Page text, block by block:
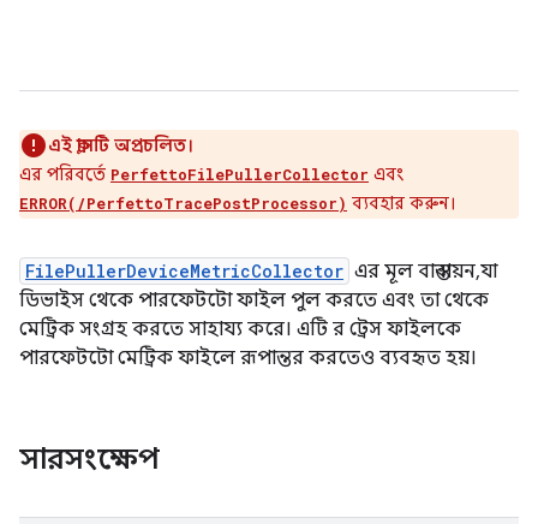
এই ক্লাসটি অপ্রচলিত।
এর পরিবর্তে PerfettoFilePullerCollector এবং
ERROR(/PerfettoTracePostProcessor) ব্যবহার করুন।
FilePullerDeviceMetricCollector এর মূল বাস্তবায়ন, যা
ডিভাইস থেকে পারফেটটো ফাইল পুল করতে এবং তা থেকে
মেট্রিক সংগ্রহ করতে সাহায্য করে। এটি র ট্রেস ফাইলকে
পারফেটটো মেট্রিক ফাইলে রূপান্তর করতেও ব্যবহৃত হয়।
সারসংক্ষেপ